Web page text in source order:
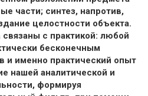
части; синтез, напротив,
целостности объекта.
связаны с практикой: любой
бесконечным
и именно практический опыт
нашей аналитической и
формируя